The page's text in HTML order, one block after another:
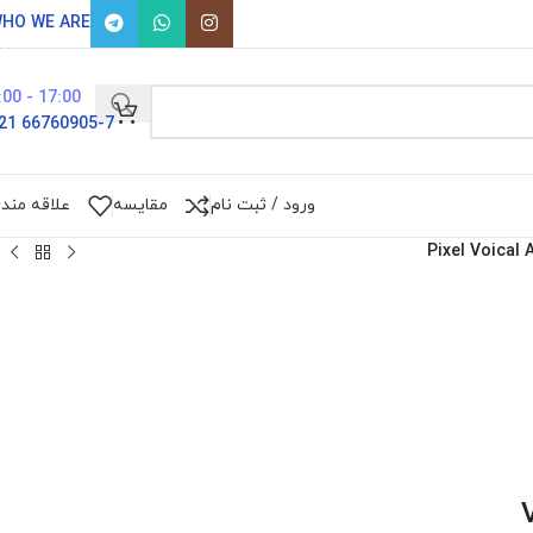
WE ARE
17:00 - 9:00
66760905-7 021
ورود / ثبت نام مقایسه علاقه
Pixel Voical